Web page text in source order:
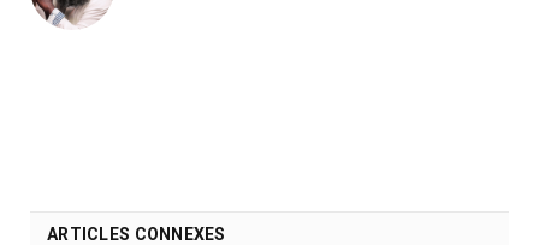
ARTICLES CONNEXES